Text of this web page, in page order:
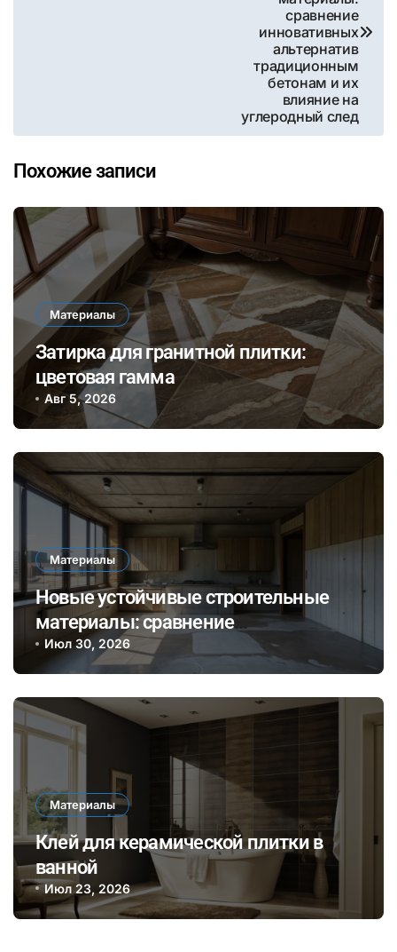
сравнение
инновативных
альтернатив
традиционным
бетонам и их
влияние на
углеродный след
Похожие записи
Материалы
Затирка для гранитной плитки:
цветовая гамма
Авг 5, 2026
Материалы
Новые устойчивые строительные
материалы: сравнение
биополимеров и традиционного
бетона по экологии и долговечности
Июл 30, 2026
Материалы
Клей для керамической плитки в
ванной
Июл 23, 2026